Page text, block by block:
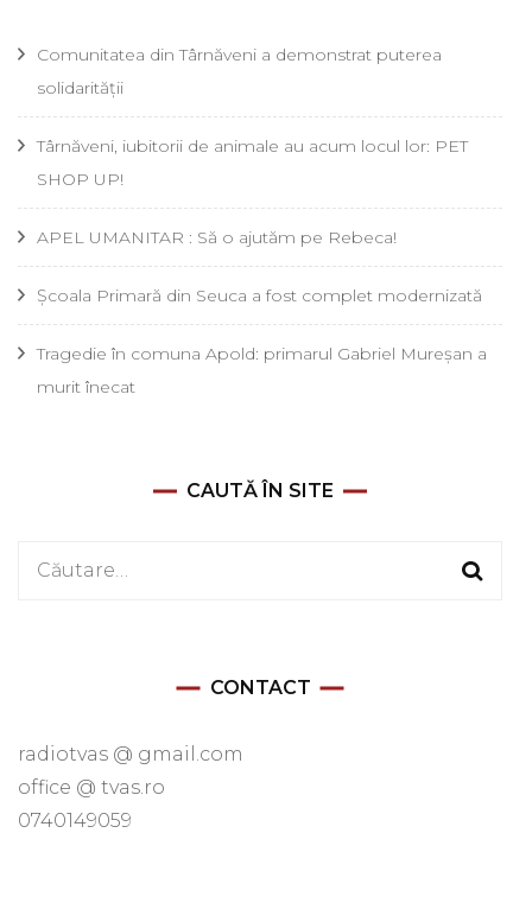
Comunitatea din Târnăveni a demonstrat puterea
solidarității
Târnăveni, iubitorii de animale au acum locul lor: PET
SHOP UP!
APEL UMANITAR : Să o ajutăm pe Rebeca!
Școala Primară din Seuca a fost complet modernizată
Tragedie în comuna Apold: primarul Gabriel Mureșan a
murit înecat
CAUTĂ ÎN SITE
Caută
CONTACT
radiotvas @ gmail.com
office @ tvas.ro
0740149059